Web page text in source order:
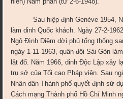
Sau hiệp định Genève 1954,
làm dinh Quốc khách. Ngày 27-2-
Ngô Đình Diệm dời phủ tổng thống
ngày 1-11-1963, quân đội Sài Gòn
lật đổ. Năm 1966, dinh Độc Lập xây
trụ sở của Tối cao Pháp viện. Sau
Nhân dân Thành phố quyết định sử
Cách mạng Thành phố Hồ Chí Minh